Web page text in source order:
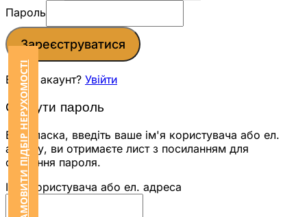
ЗАМОВИТИ ПІДБІР НЕРУХОМОСТІ
Пароль
Зареєструватися
Вже є акаунт? Увійти
Скинути пароль
Будь ласка, введіть ваше ім'я користувача або ел.
адресу, ви отримаєте лист з посиланням для
скидання пароля.
Ім'я користувача або ел. адреса